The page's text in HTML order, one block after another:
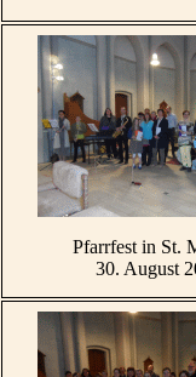
Pfarrfest in St.
30. August